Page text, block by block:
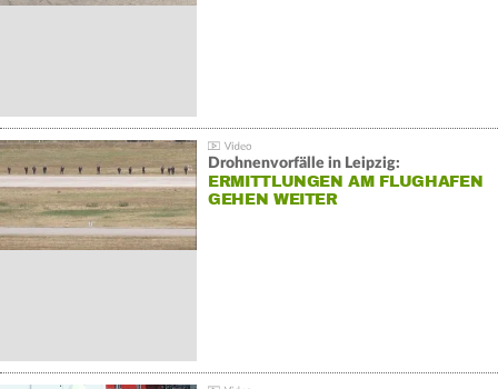
Drohnenvorfälle in Leipzig:
ERMITTLUNGEN AM FLUGHAFEN
GEHEN WEITER